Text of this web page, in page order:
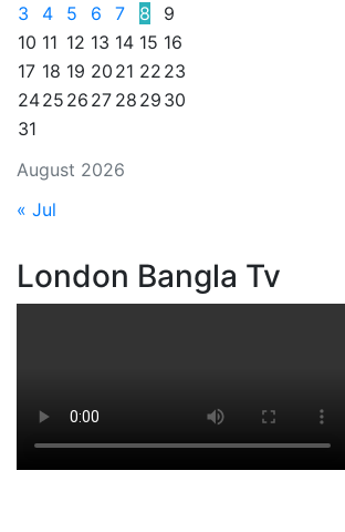
August 2026
3
4 5 6 7 8
9
10 11 12 13 14 15 16
17 18 19 20 21 22 23
2425 26 27 28 29 30
31
« Jul
London Bangla Tv